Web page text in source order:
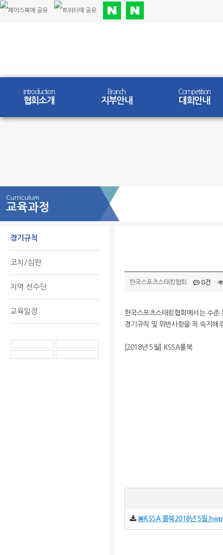
Introduction
협회소개
Branch
지부안내
Competition
대회안내
Curriculum
교육과정
경기규칙
코치/심판
지역 선수단
교육일정
한국스포츠스태킹협회 8건
한국스포츠스태킹협회에서는 수
경기규칙 및 위반사항을 꼭 숙지해
[2018년 5월] KSSA룰북
▣KSSA 룰북2018년 5월.hwp